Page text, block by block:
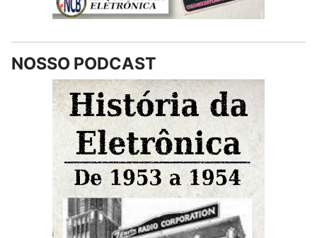
NOSSO PODCAST